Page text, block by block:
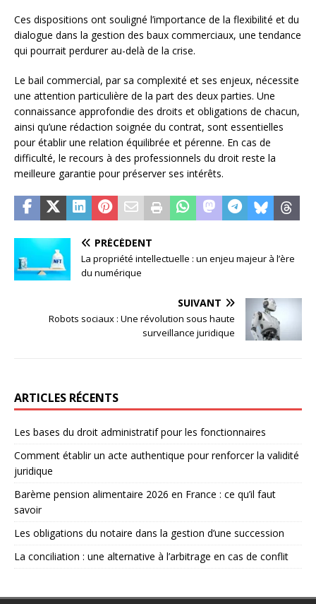
Ces dispositions ont souligné l’importance de la flexibilité et du
dialogue dans la gestion des baux commerciaux, une tendance
qui pourrait perdurer au-delà de la crise.
Le bail commercial, par sa complexité et ses enjeux, nécessite
une attention particulière de la part des deux parties. Une
connaissance approfondie des droits et obligations de chacun,
ainsi qu’une rédaction soignée du contrat, sont essentielles
pour établir une relation équilibrée et pérenne. En cas de
difficulté, le recours à des professionnels du droit reste la
meilleure garantie pour préserver ses intérêts.
PRÉCÉDENT
La propriété intellectuelle : un enjeu majeur à l’ère
du numérique
SUIVANT
Robots sociaux : Une révolution sous haute
surveillance juridique
ARTICLES RÉCENTS
Les bases du droit administratif pour les fonctionnaires
Comment établir un acte authentique pour renforcer la validité
juridique
Barème pension alimentaire 2026 en France : ce qu’il faut
savoir
Les obligations du notaire dans la gestion d’une succession
La conciliation : une alternative à l’arbitrage en cas de conflit